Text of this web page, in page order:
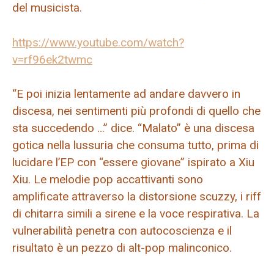
del musicista.
https://www.youtube.com/watch?
v=rf96ek2twmc
“E poi inizia lentamente ad andare davvero in
discesa, nei sentimenti più profondi di quello che
sta succedendo …” dice. “Malato” è una discesa
gotica nella lussuria che consuma tutto, prima di
lucidare l’EP con “essere giovane” ispirato a Xiu
Xiu. Le melodie pop accattivanti sono
amplificate attraverso la distorsione scuzzy, i riff
di chitarra simili a sirene e la voce respirativa. La
vulnerabilità penetra con autocoscienza e il
risultato è un pezzo di alt-pop malinconico.